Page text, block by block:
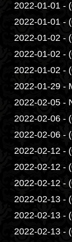
2022-01-01 -
2022-01-01 -
2022-01-02 -
2022-01-02 -
2022-01-02 -
2022-01-29 -
2022-02-05 -
2022-02-06 -
2022-02-06 -
2022-02-12 -
2022-02-12 -
2022-02-12 -
2022-02-13 -
2022-02-13 -
2022-02-13 -